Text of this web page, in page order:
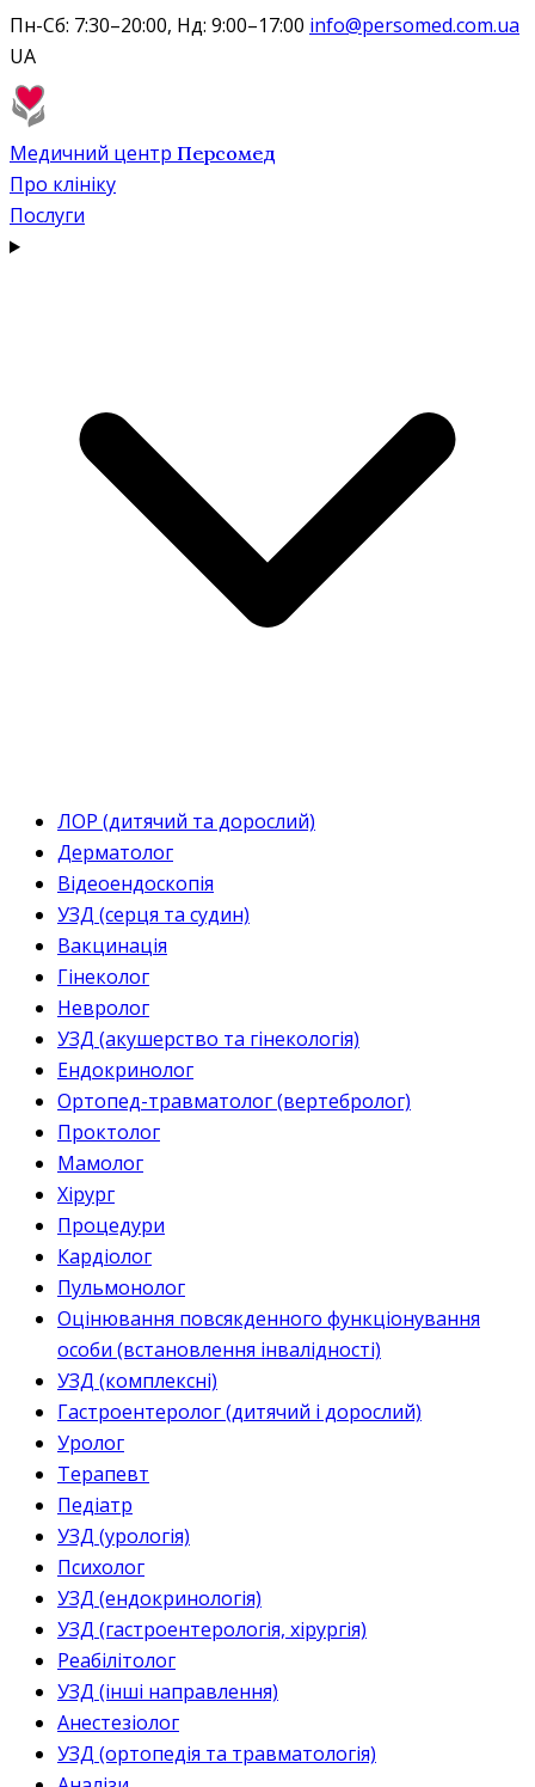
Пн-Сб: 7:30–20:00, Нд: 9:00–17:00 info@persomed.com.ua
UA
Медичний центр Персомед
Про клініку
Послуги
ЛОР (дитячий та дорослий)
Дерматолог
Відеоендоскопія
УЗД (серця та судин)
Вакцинація
Гінеколог
Невролог
УЗД (акушерство та гінекологія)
Ендокринолог
Ортопед-травматолог (вертебролог)
Проктолог
Мамолог
Хірург
Процедури
Кардіолог
Пульмонолог
Оцінювання повсякденного функціонування
особи (встановлення інвалідності)
УЗД (комплексні)
Гастроентеролог (дитячий і дорослий)
Уролог
Терапевт
Педіатр
УЗД (урологія)
Психолог
УЗД (ендокринологія)
УЗД (гастроентерологія, хірургія)
Реабілітолог
УЗД (інші направлення)
Анестезіолог
УЗД (ортопедія та травматологія)